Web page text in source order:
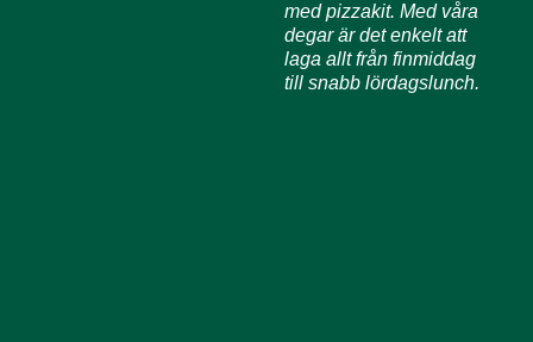
med pizzakit. Med våra
degar är det enkelt att
laga allt från finmiddag
till snabb lördagslunch.